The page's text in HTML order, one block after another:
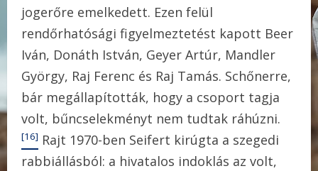
jogerőre emelkedett. Ezen felül
rendőrhatósági figyelmeztetést kapott Beer
Iván, Donáth István, Geyer Artúr, Mandler
György, Raj Ferenc és Raj Tamás. Schőnerre,
bár megállapították, hogy a csoport tagja
volt, bűncselekményt nem tudtak ráhúzni.
[16] Rajt 1970-ben Seifert kirúgta a szegedi
rabbiállásból: a hivatalos indoklás az volt,